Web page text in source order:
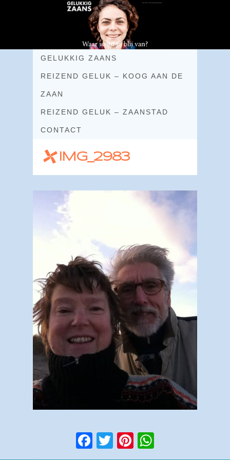
GELUKKIG ZAANS
REIZEND GELUK – KOOG AAN DE
ZAAN
REIZEND GELUK – ZAANSTAD
CONTACT
IMG_2983
Facebook
TwitterPinterest